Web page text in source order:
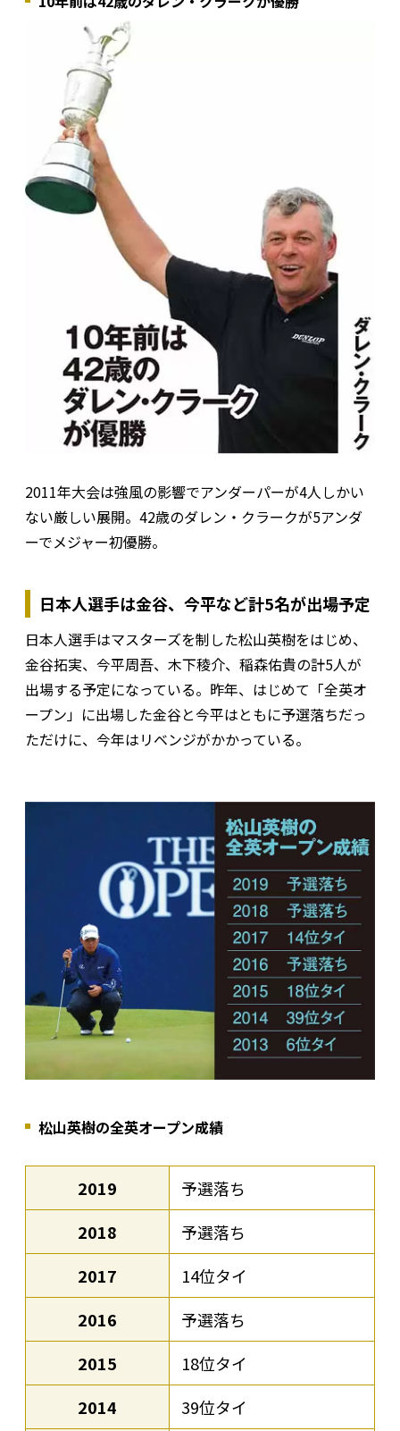
2011年大会は強風の影響でアンダーパーが4人しかい
ない厳しい展開。42歳のダレン・クラークが5アンダ
ーでメジャー初優勝。
日本人選手は金谷、今平など計5名が出場予定
日本人選手はマスターズを制した松山英樹をはじめ、
金谷拓実、今平周吾、木下稜介、稲森佑貴の計5人が
出場する予定になっている。昨年、はじめて「全英オ
ープン」に出場した金谷と今平はともに予選落ちだっ
ただけに、今年はリベンジがかかっている。
松山英樹の全英オープン成績
2019
予選落ち
2018
予選落ち
2017
14位タイ
2016
予選落ち
2015
18位タイ
2014
39位タイ